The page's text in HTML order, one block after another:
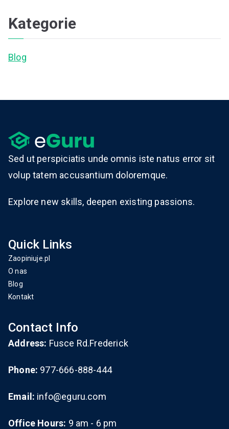
Kategorie
Blog
Sed ut perspiciatis unde omnis iste natus error sit
volup tatem accusantium doloremque.
Explore new skills, deepen existing passions.
Quick Links
Zaopiniuje.pl
O nas
Blog
Kontakt
Contact Info
Address: Fusce Rd.Frederick
Phone: 977-666-888-444
Email: info@eguru.com
Office Hours: 9 am - 6 pm